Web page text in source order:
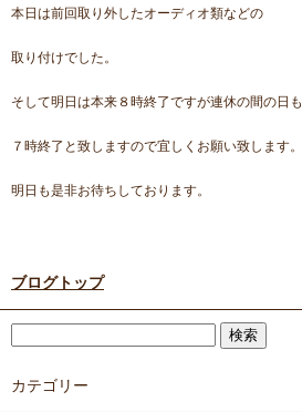
本日は前回取り外したオーディオ類などの
取り付けでした。
そして明日は本来８時終了ですが連休の間の日も
７時終了と致しますので宜しくお願い致します。
明日も是非お待ちしております。
ブログトップ
カテゴリー